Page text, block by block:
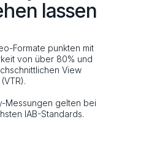
lassen
Formate punkten mit
von über 80% und
View
Messungen gelten bei
IAB-Standards.